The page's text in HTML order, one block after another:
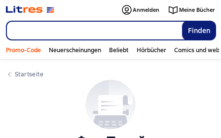
Finden
Anmelden Meine Bücher
Promo-Code Neuerscheinungen Beliebt Hörbücher Comics und
Startseite
Слайдер с книгами
Слайдер с книгами